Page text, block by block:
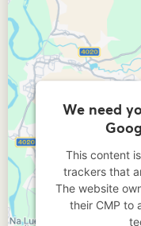
We need
This content
trackers that
The website
their CMP to